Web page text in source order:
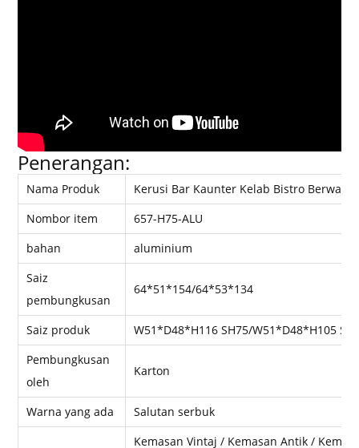
Penerangan:
Nama Produk
Kerusi Bar Kaunter Kelab Bistro
Nombor item
657-H75-ALU
bahan
aluminium
Saiz
pembungkusan
64*51*154/64*53*134
Saiz produk
W51*D48*H116 SH75/W51*D48*H105
Pembungkusan
oleh
Karton
Warna yang ada Salutan serbuk
Kemasan Vintaj / Kemasan Antik /